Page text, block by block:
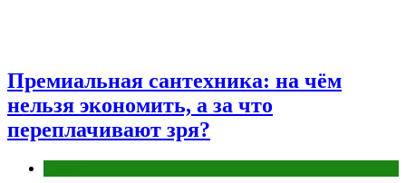
Премиальная сантехника: на чём
нельзя экономить, а за что
переплачивают зря?